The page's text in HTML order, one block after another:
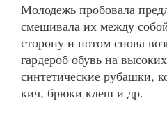
Молодежь пробовала
смешивала их между
сторону и потом снова
гардероб обувь на
синтетические рубашки,
кич, брюки клеш и др.